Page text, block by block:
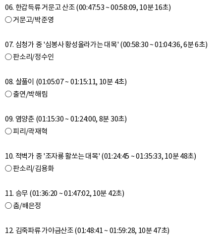
06. 한갑득류 거문고 산조 (00:47:53 ~ 00:58:09, 10분 16초)
○ 거문고/박준영
07. 심청가 중 '심봉사 황성올라가는 대목' (00:58:30 ~ 01:04:36, 6분 6초)
○ 판소리/정수인
08. 살풀이 (01:05:07 ~ 01:15:11, 10분 4초)
○ 출연/박해림
09. 염양춘 (01:15:30 ~ 01:24:00, 8분 30초)
○ 피리/곽재혁
10. 적벽가 중 '조자룡 활쏘는 대목' (01:24:45 ~ 01:35:33, 10분 48초)
○ 판소리/김용화
11. 승무 (01:36:20 ~ 01:47:02, 10분 42초)
○ 춤/배은정
12. 김죽파류 가야금산조 (01:48:41 ~ 01:59:28, 10분 47초)